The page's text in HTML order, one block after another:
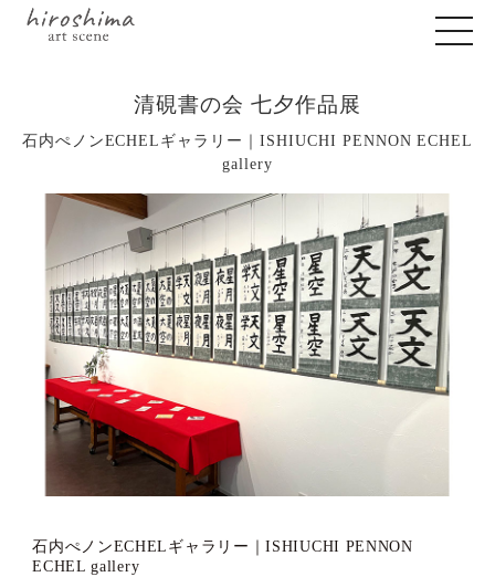
清硯書の会 七夕作品展
石内ぺノンECHELギャラリー｜ISHIUCHI PENNON ECHEL
gallery
石内ぺノンECHELギャラリー｜ISHIUCHI PENNON
ECHEL gallery